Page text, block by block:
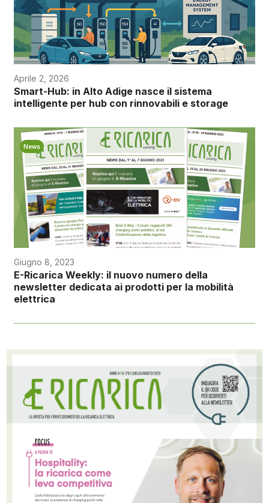
Aprile 2, 2026
Smart-Hub: in Alto Adige nasce il sistema
intelligente per hub con rinnovabili e storage
News
Giugno 8, 2023
E-Ricarica Weekly: il nuovo numero della
newsletter dedicata ai prodotti per la mobilità
elettrica